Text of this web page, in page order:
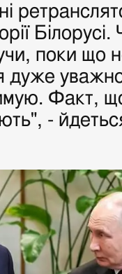
поки що
уважно
Факт,
-